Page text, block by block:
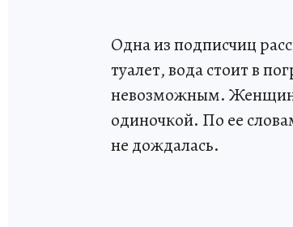
Одна из подписчиц
туалет, вода стоит в
невозможным.
одиночкой. По ее
не дождалась.